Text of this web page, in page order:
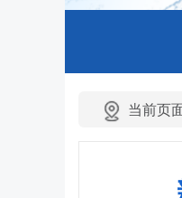
当前页